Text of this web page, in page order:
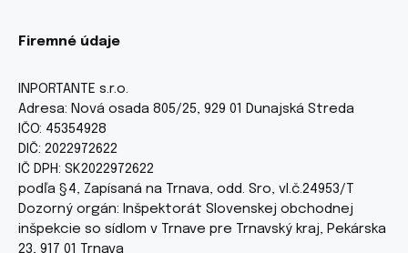
Firemné údaje
INPORTANTE s.r.o.
Adresa: Nová osada 805/25, 929 01 Dunajská Streda
IČO: 45354928
DIČ: 2022972622
IČ DPH: SK2022972622
podľa §4, Zapísaná na Trnava, odd. Sro, vl.č.24953/T
Dozorný orgán: Inšpektorát Slovenskej obchodnej
inšpekcie so sídlom v Trnave pre Trnavský kraj, Pekárska
23, 917 01 Trnava